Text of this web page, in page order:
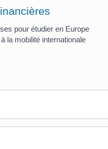
pour étudier en Europe
la mobilité internationale